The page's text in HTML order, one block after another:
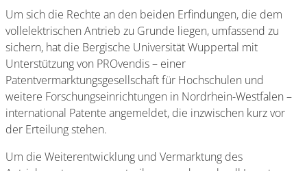
Um sich die Rechte an den beiden Erfindungen, die dem
vollelektrischen Antrieb zu Grunde liegen, umfassend zu
sichern, hat die Bergische Universität Wuppertal mit
Unterstützung von PROvendis – einer
Patentvermarktungsgesellschaft für Hochschulen und
weitere Forschungseinrichtungen in Nordrhein-Westfalen –
international Patente angemeldet, die inzwischen kurz vor
der Erteilung stehen.
Um die Weiterentwicklung und Vermarktung des